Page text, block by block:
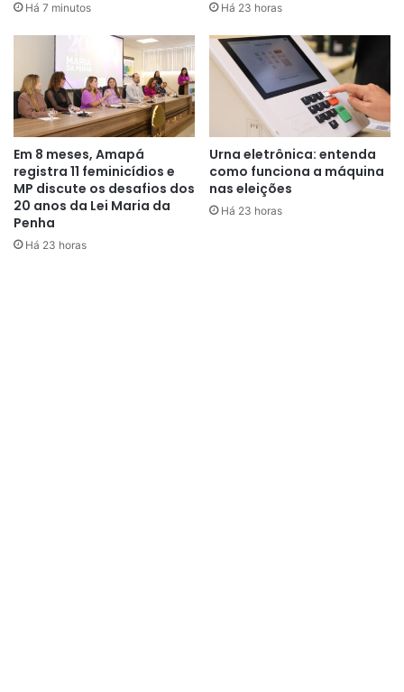
maior legitimidade democrática à
investidura de seus membros.
SENADOR PLÍNIO VALÉRIO (PSDB-
AM), AUTOR DA PEC
Tramitação da PEC
Valério apresentou a PEC em 2019. O texto começou a ser
Há 7 minutos Há 23 horas
Em 8 meses, Amapá
registra 11 feminicídios e
MP discute os desafios dos
20 anos da Lei Maria da
Penha
Há 23 horas
Urna eletrônica: entenda
como funciona a máquina
nas eleições
Há 23 horas